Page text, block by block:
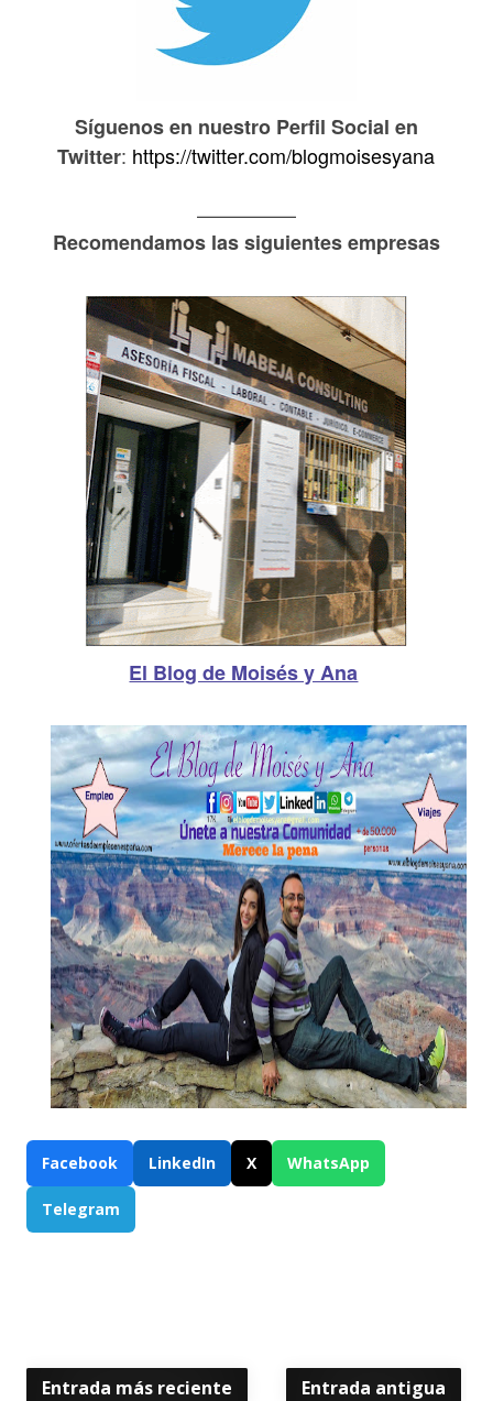
Síguenos en nuestro Perfil Social en
Twitter: https://twitter.com/blogmoisesyana
—————
Recomendamos las siguientes empresas
El Blog de Moisés y Ana
Facebook LinkedIn X WhatsApp
Telegram
Entrada más reciente Entrada antigua